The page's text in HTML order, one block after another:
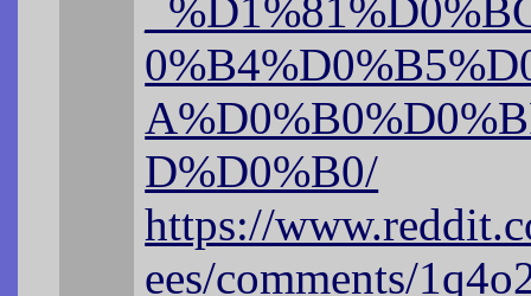
D%D0%B0/
https://
ees/comments/